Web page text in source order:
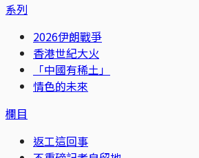
系列
2026伊朗戰爭
香港世紀大火
「中國有稀土」
情色的未來
欄目
返工這回事